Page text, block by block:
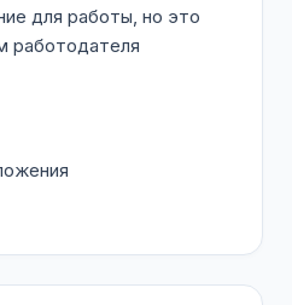
для работы, но это
работодателя